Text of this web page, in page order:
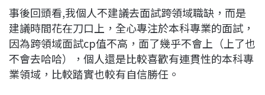
事後回頭看,我個人不建議去面試跨領域職缺，而是
建議時間花在刀口上，全心專注於本科專業的面試，
因為跨領域面試cp值不高，面了幾乎不會上（上了也
不會去哈哈），個人還是比較喜歡有連貫性的本科專
業領域，比較踏實也較有自信勝任。